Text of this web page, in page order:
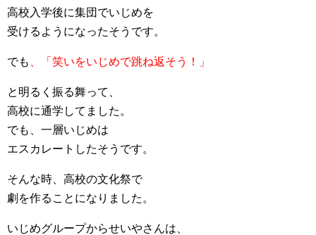
高校入学後に集団でいじめを
受けるようになったそうです。
でも 、「笑いをいじめで跳ね返そう！」
と明るく振る舞って、
高校に通学してました。
でも、一層いじめは
エスカレートしたそうです。
そんな時、高校の文化祭で
劇を作ることになりました。
いじめグループからせいやさんは、